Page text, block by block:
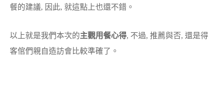
餐的建議, 因此, 就這點上也還不錯。
以上就是我們本次的主觀用餐心得, 不過, 推薦與否, 還是得
客倌們親自造訪會比較準確了。